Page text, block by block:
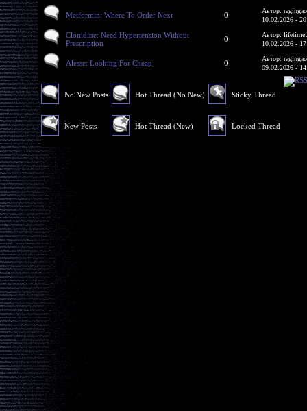
Metformin: Where To Order Next 0
Автор:
10.02.2026 -
Clonidine: Need Hypertension Without
Prescription
0
Автор:
10.02.2026 -
Alesse: Looking For Cheap 0
Автор:
09.02.2026 -
No New Posts
New Posts
Hot Thread (No New)
Hot Thread (New)
Sticky Thread
Locked Thread